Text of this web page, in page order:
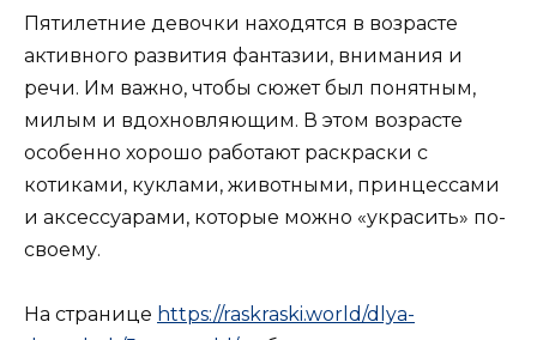
Пятилетние девочки находятся в возрасте
активного развития фантазии, внимания и
речи. Им важно, чтобы сюжет был понятным,
милым и вдохновляющим. В этом возрасте
особенно хорошо работают раскраски с
котиками, куклами, животными, принцессами
и аксессуарами, которые можно «украсить» по-
своему.
На странице https://raskraski.world/dlya-